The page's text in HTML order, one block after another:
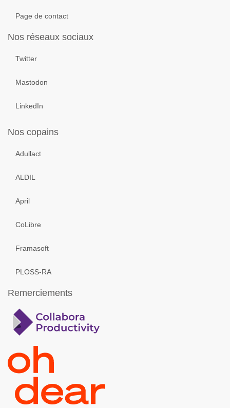
Page de contact
Nos réseaux sociaux
Twitter
Mastodon
LinkedIn
Nos copains
Adullact
ALDIL
April
CoLibre
Framasoft
PLOSS-RA
Remerciements